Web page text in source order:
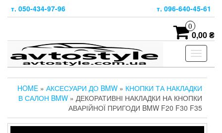
т. 050-434-97-96 т. 096-640-45-61
0
0,00 ₴
Toggle
HOME » АКСЕСУАРИ ДО BMW » КНОПКИ ТА НАКЛАДКИ
В САЛОН BMW » ДЕКОРАТИВНІ НАКЛАДКИ НА КНОПКИ
АВАРІЙНОЇ ПРИГОДИ BMW F20 F30 F35